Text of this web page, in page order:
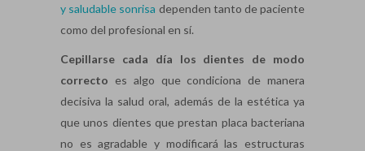
y saludable sonrisa dependen tanto de paciente
como del profesional en sí.
Cepillarse cada día los dientes de modo
correcto es algo que condiciona de manera
decisiva la salud oral, además de la estética ya
que unos dientes que prestan placa bacteriana
no es agradable y modificará las estructuras